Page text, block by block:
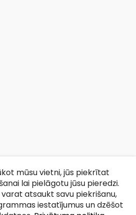
mūsu vietni, jūs piekrītat
lai pielāgotu jūsu pieredzi.
atsaukt savu piekrišanu,
iestatījumus un dzēšot